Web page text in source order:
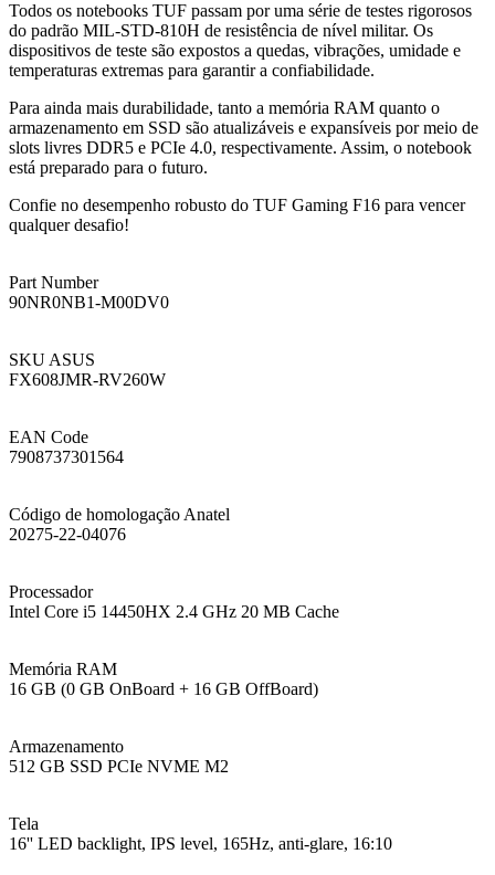
Todos os notebooks TUF passam por uma série de testes rigorosos
do padrão MIL-STD-810H de resistência de nível militar. Os
dispositivos de teste são expostos a quedas, vibrações, umidade e
temperaturas extremas para garantir a confiabilidade.
Para ainda mais durabilidade, tanto a memória RAM quanto o
armazenamento em SSD são atualizáveis e expansíveis por meio de
slots livres DDR5 e PCIe 4.0, respectivamente. Assim, o notebook
está preparado para o futuro.
Confie no desempenho robusto do TUF Gaming F16 para vencer
qualquer desafio!
Part Number
90NR0NB1-M00DV0
SKU ASUS
FX608JMR-RV260W
EAN Code
7908737301564
Código de homologação Anatel
20275-22-04076
Processador
Intel Core i5 14450HX 2.4 GHz 20 MB Cache
Memória RAM
16 GB (0 GB OnBoard + 16 GB OffBoard)
Armazenamento
512 GB SSD PCIe NVME M2
Tela
16'' LED backlight, IPS level, 165Hz, anti-glare, 16:10